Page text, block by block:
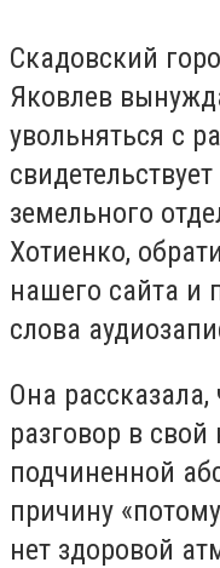
Скадовский
Яковлев
увольняться с
земельного
Хотиенко,
нашего сайта и
слова
Она
разговор в
подчиненной
причину
нет здоровой